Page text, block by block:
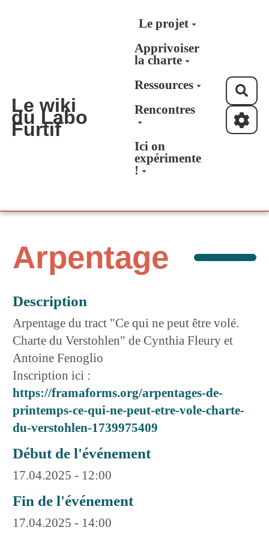
Aller au contenu principal
Le wiki
du Labo
Furtif
Le projet
Apprivoiser
la charte
Ressources
Rencontres
Ici on
expérimente
!
Arpentage
Description
Arpentage du tract "Ce qui ne peut être volé.
Charte du Verstohlen" de Cynthia Fleury et
Antoine Fenoglio
Inscription ici :
https://framaforms.org/arpentages-de-
printemps-ce-qui-ne-peut-etre-vole-charte-
du-verstohlen-1739975409
Début de l'événement
17.04.2025 - 12:00
Fin de l'événement
17.04.2025 - 14:00